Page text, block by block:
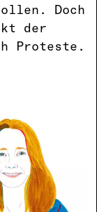
Doch
der
Proteste.